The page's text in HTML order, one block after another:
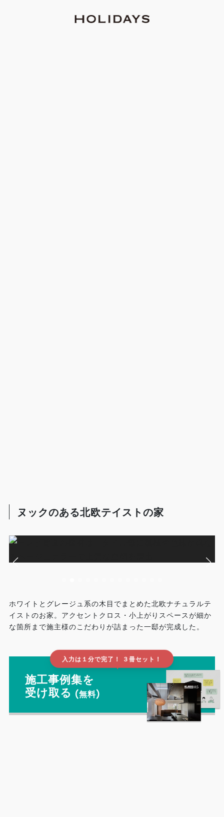
ヌックのある北欧テイストの家
ホワイトとグレージュ系の木目でまとめた北欧ナチュラルテ
イストのお家。アクセントクロス・小上がりスペースが細か
な箇所まで施主様のこだわりが詰まった一邸が完成した。
入力は１分で完了！ ３冊セット！
▲
施工事例集を
受け取る (無料)